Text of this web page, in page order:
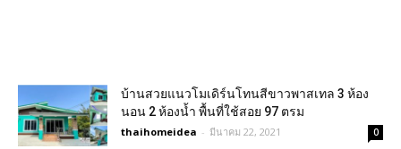
บ้านสวยแนวโมเดิร์นโทนสีขาวพาสเทล 3 ห้อง
นอน 2 ห้องน้ำ พื้นที่ใช้สอย 97 ตรม
thaihomeidea - มีนาคม 22, 2021 0